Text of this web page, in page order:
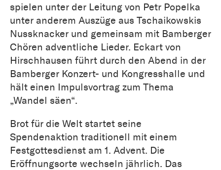
spielen unter der Leitung von Petr Popelka
unter anderem Auszüge aus Tschaikowskis
Nussknacker und gemeinsam mit Bamberger
Chören adventliche Lieder. Eckart von
Hirschhausen führt durch den Abend in der
Bamberger Konzert- und Kongresshalle und
hält einen Impulsvortrag zum Thema
„Wandel säen“.
Brot für die Welt startet seine
Spendenaktion traditionell mit einem
Festgottesdienst am 1. Advent. Die
Eröffnungsorte wechseln jährlich. Das